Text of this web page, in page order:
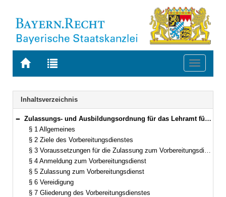
Zur
BAYERN.RECHT
Zur
letzten
Suche
Toggle
Navigation
Inhaltsverzeichnis
Bereich reduzieren
Zulassungs- und Ausbildungsordnung für das Lehramt für Sonderpädagogik (ZALS) in der Fassung der Bekanntmachung vom 29. September 1992 (GVBl. S. 461) BayRS 2038-3-4-4-1-K (§§ 1–28)
§ 1 Allgemeines
§ 2 Ziele des Vorbereitungsdienstes
§ 3 Voraussetzungen für die Zulassung zum Vorbereitungsdienst
§ 4 Anmeldung zum Vorbereitungsdienst
§ 5 Zulassung zum Vorbereitungsdienst
§ 6 Vereidigung
§ 7 Gliederung des Vorbereitungsdienstes